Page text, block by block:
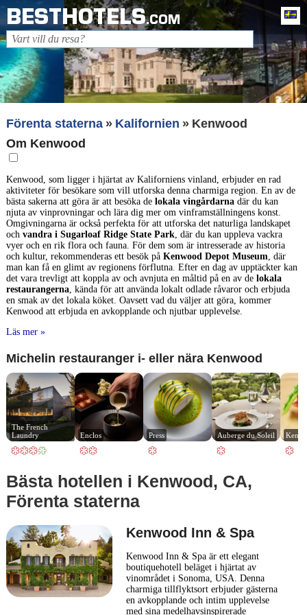
BESTHOTELS.COM
Förenta staterna Kalifornien
Kenwood
Om Kenwood
Kenwood, som ligger i hjärtat av Kaliforniens vinland, erbjuder en rad
aktiviteter för besökare som vill utforska denna charmiga region. En av de
bästa sakerna att göra är att besöka de lokala vingårdarnadär du kan
njuta av vinprovningar och lära dig mer om vinframställningens konst.
Omgivningarna är också perfekta för att utforska det naturliga landskapet
och vandra i Sugarloaf Ridge State Park, där du kan uppleva vackra
vyer och en rik flora och fauna. För dem som är intresserade av historia
och kultur, rekommenderas ett besök på Kenwood Depot Museum, där
man kan få en glimt av regionens förflutna. Efter en dag av upptäckter kan
det vara trevligt att koppla av och avnjuta en måltid på en av de lokala
restaurangerna, kända för att använda lokalt odlade råvaror och erbjuda
en smak av det lokala köket. Oavsett vad du väljer att göra, kommer
Kenwood att erbjuda en avkopplande och njutbar upplevelse.
Läs mer »
Michelin restauranger i- eller nära Kenwood
The French
Laundry
Enclos Press Auberge du Soleil Kenzo
Bästa hotellen i Kenwood, CA,
Förenta staterna
Kenwood Inn & Spa
Kenwood Inn & Spa är ett elegant
boutiquehotell beläget i hjärtat av
vinområdet i Sonoma, USA. Denna
charmiga tillflyktsort erbjuder gästerna
en avkopplande och intim upplevelse
med sina medelhavsinspirerade